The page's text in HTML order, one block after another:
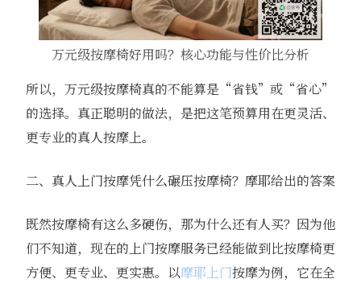
万元级按摩椅好用吗？核心功能与性价比分析
所以，万元级按摩椅真的不能算是“省钱”或“省心”
的选择。真正聪明的做法，是把这笔预算用在更灵活、
更专业的真人按摩上。
二、真人上门按摩凭什么碾压按摩椅？摩耶给出的答案
既然按摩椅有这么多硬伤，那为什么还有人买？因为他
们不知道，现在的上门按摩服务已经能做到比按摩椅更
方便、更专业、更实惠。以摩耶上门按摩为例，它在全